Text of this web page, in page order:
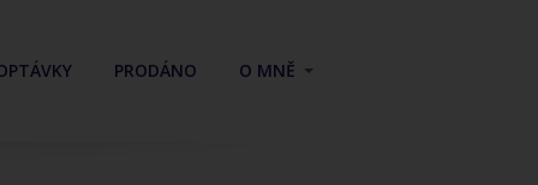
PRODÁNO O MNĚ